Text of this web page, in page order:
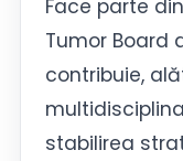
Face parte
Tumor Board
contribuie,
stabilirea